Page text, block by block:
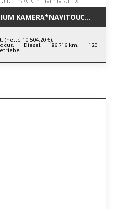
(netto 10.504,20 €),
Diesel, 86.716 km, 120